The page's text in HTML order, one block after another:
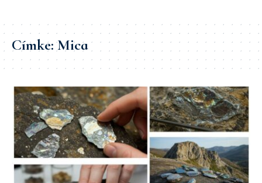
Címke:Mica